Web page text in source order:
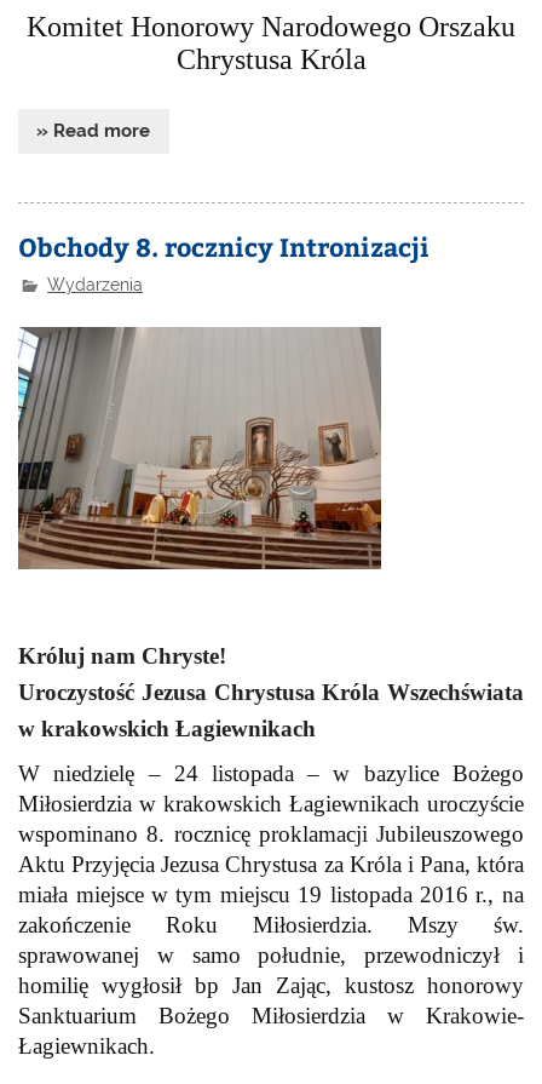
Komitet Honorowy Narodowego Orszaku
Chrystusa Króla
» Read more
Obchody 8. rocznicy Intronizacji
Wydarzenia
Króluj nam Chryste!
Uroczystość Jezusa Chrystusa Króla Wszechświata
w krakowskich Łagiewnikach
W niedzielę – 24 listopada – w bazylice Bożego
Miłosierdzia w krakowskich Łagiewnikach uroczyście
wspominano 8. rocznicę proklamacji Jubileuszowego
Aktu Przyjęcia Jezusa Chrystusa za Króla i Pana, która
miała miejsce w tym miejscu 19 listopada 2016 r., na
zakończenie Roku Miłosierdzia. Mszy św.
sprawowanej w samo południe, przewodniczył i
homilię wygłosił bp Jan Zając, kustosz honorowy
Sanktuarium Bożego Miłosierdzia w Krakowie-
Łagiewnikach.